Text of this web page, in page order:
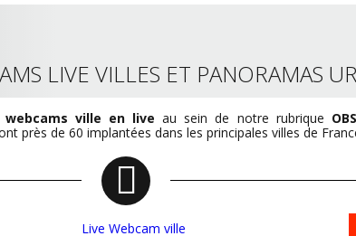
LIVE VILLES ET PANORAMAS
webcams ville en live au sein de notre rubrique
près de 60 implantées dans les principales villes de